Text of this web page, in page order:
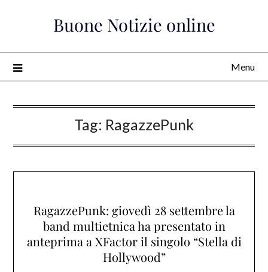
Buone Notizie online
Menu
Tag: RagazzePunk
RagazzePunk: giovedì 28 settembre la
band multietnica ha presentato in
anteprima a XFactor il singolo “Stella di
Hollywood”